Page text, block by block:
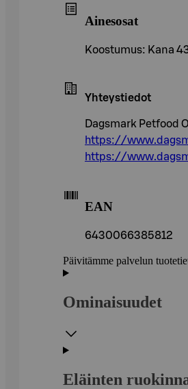
Ainesosat
Koostumus: Kana
Yhteystiedot
Dagsmark Petfood
https://
https://
EAN
6430066385812
Päivitämme palvelun
Ominaisuudet
Eläinten